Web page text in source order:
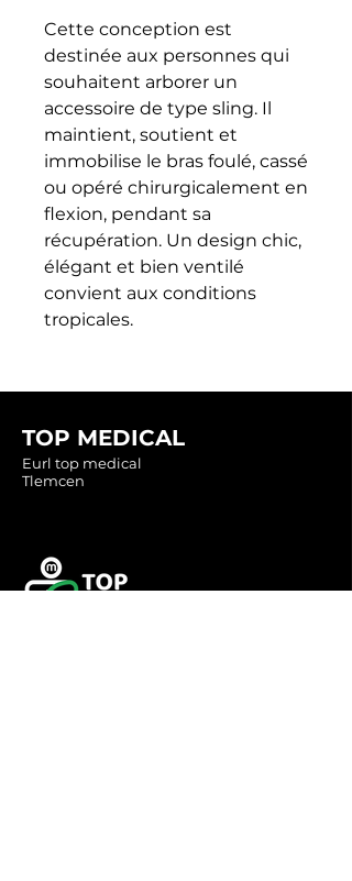
Cette conception est
destinée aux personnes qui
souhaitent arborer un
accessoire de type sling. Il
maintient, soutient et
immobilise le bras foulé, cassé
ou opéré chirurgicalement en
flexion, pendant sa
récupération. Un design chic,
élégant et bien ventilé
convient aux conditions
tropicales.
TOP MEDICAL
Eurl top medical
Tlemcen